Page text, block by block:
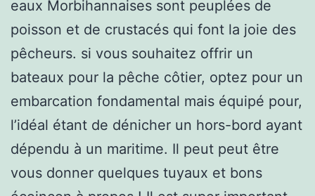
eaux Morbihannaises sont peuplées de
poisson et de crustacés qui font la joie des
pêcheurs. si vous souhaitez offrir un
bateaux pour la pêche côtier, optez pour un
embarcation fondamental mais équipé pour,
l’idéal étant de dénicher un hors-bord ayant
dépendu à un maritime. Il peut peut être
vous donner quelques tuyaux et bons